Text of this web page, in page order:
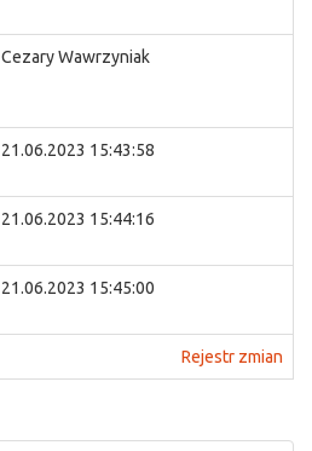
Cezary Wawrzyniak
21.06.2023 15:43:58
21.06.2023 15:44:16
21.06.2023 15:45:00
Rejestr zmian